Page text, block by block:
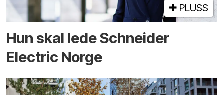
PLUSS
Hun skal lede Schneider
Electric Norge